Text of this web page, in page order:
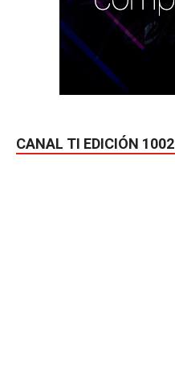
CANAL TI EDICIÓN 1002